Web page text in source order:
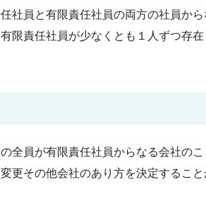
社員と有限責任社員の両方の社員か
限責任社員が少なくとも１人ずつ存在
全員が有限責任社員からなる会社の
更その他会社のあり方を決定するこ